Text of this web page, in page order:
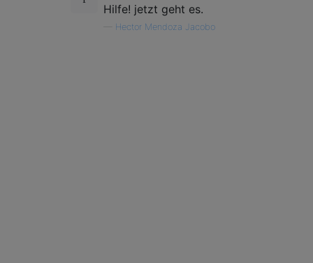
Hilfe! jetzt geht es.
Hector Mendoza Jacobo